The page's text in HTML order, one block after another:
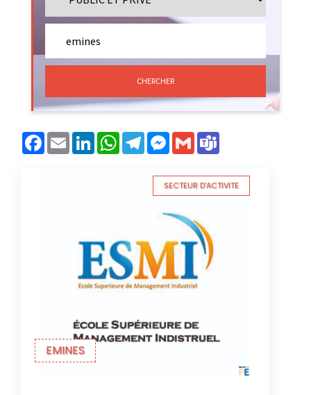
CHERCHER
Facebook
Email LinkedInWhatsAppTelegramMessenger
Gmail
EMINES
SECTEUR D'ACTIVITE